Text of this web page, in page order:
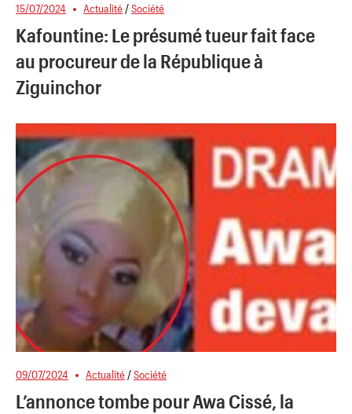
15/07/2024 Actualité /Société
Kafountine: Le présumé tueur fait face
au procureur de la République à
Ziguinchor
09/07/2024 Actualité /Société
L’annonce tombe pour Awa Cissé, la